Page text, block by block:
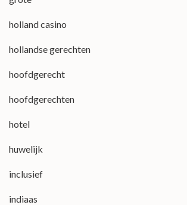
holland casino
hollandse gerechten
hoofdgerecht
hoofdgerechten
hotel
huwelijk
inclusief
indiaas